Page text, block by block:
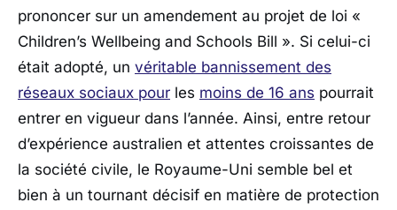
prononcer sur un amendement au projet de loi «
Children’s Wellbeing and Schools Bill ». Si celui-ci
était adopté, un véritable bannissement des
réseaux sociaux pour les moins de 16 ans pourrait
entrer en vigueur dans l’année. Ainsi, entre retour
d’expérience australien et attentes croissantes de
la société civile, le Royaume-Uni semble bel et
bien à un tournant décisif en matière de protection